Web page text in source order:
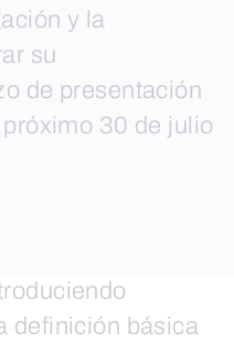
y la
su
de presentación
30 de julio
definición básica